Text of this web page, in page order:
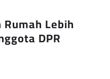
Lebih
DPR